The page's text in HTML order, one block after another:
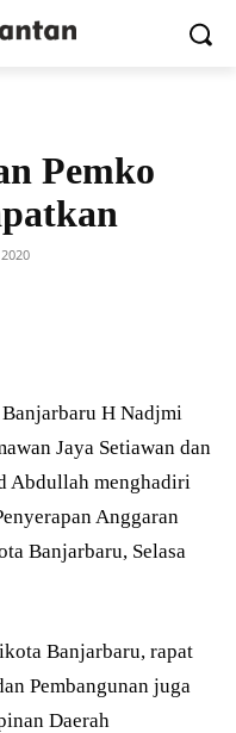
Pemko
H Nadjmi
Jaya Setiawan dan
Abdullah menghadiri
Anggaran
Banjarbaru, Selasa
Banjarbaru, rapat
Pembangunan juga
Daerah